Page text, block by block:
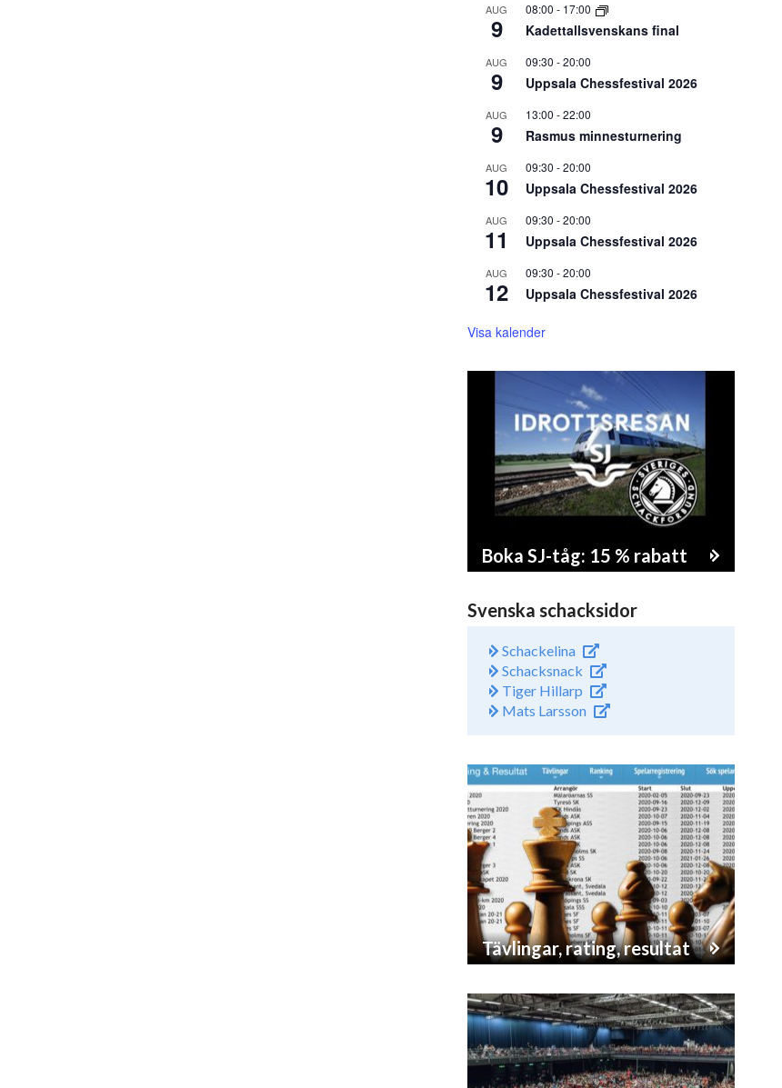
AUG
9
08:00 - 17:00
Kadettallsvenskans final
AUG
9
09:30 -20:00
Uppsala Chessfestival 2026
AUG
9
13:00 -22:00
Rasmus minnesturnering
AUG
10
09:30 -20:00
Uppsala Chessfestival 2026
AUG
11
09:30 -20:00
Uppsala Chessfestival 2026
AUG
12
09:30 -20:00
Uppsala Chessfestival 2026
Visa kalender
Boka SJ-tåg: 15 % rabatt
Svenska schacksidor
Schackelina
Schacksnack
Tiger Hillarp
Mats Larsson
Tävlingar, rating, resultat